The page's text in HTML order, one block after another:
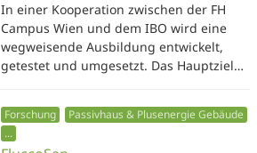
In einer Kooperation zwischen der FH
Campus Wien und dem IBO wird eine
wegweisende Ausbildung entwickelt,
getestet und umgesetzt. Das Hauptziel…
Forschung
Passivhaus & Plusenergie Gebäude
...